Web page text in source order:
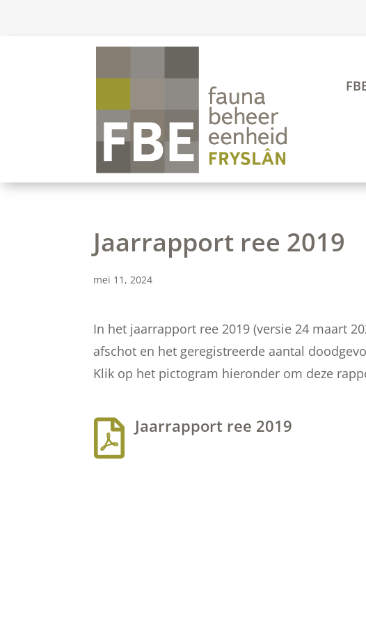
Jaarrapport ree 2019
mei 11, 2024
In het jaarrapport ree 2019 (versie 24 maart
afschot en het geregistreerde aantal
Klik op het pictogram hieronder om deze
 Jaarrapport ree 2019